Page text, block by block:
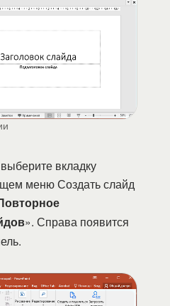
вкладку
меню Создать слайд
». Справа появится